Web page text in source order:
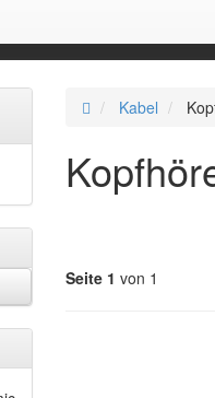
Kabel
Seite 1 von 1